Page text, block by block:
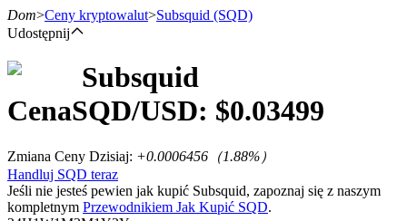
Kontrakty terminowe
Dom>Ceny kryptowalut>Subsquid (SQD)
Udostępnij
Subsquid
CenaSQD/USD: $0.03499
Zmiana Ceny Dzisiaj: +0.0006456 （1.88%）
Handluj SQD teraz
Jeśli nie jesteś pewien jak kupić Subsquid, zapoznaj się z naszym
kompletnym Przewodnikiem Jak Kupić SQD.